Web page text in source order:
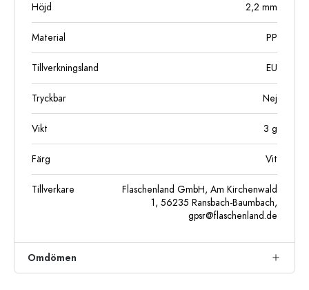
Höjd 2,2 mm
Material PP
Tillverkningsland EU
Tryckbar Nej
Vikt 3 g
Färg Vit
Tillverkare
Flaschenland GmbH, Am Kirchenwald
1, 56235 Ransbach-Baumbach,
gpsr@flaschenland.de
Omdömen